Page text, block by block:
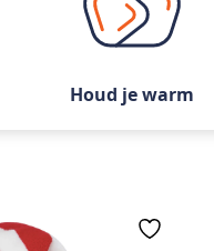
Houd je warm